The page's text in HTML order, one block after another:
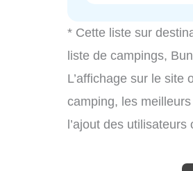
* Cette liste sur
liste de campings,
L’affichage sur le site
camping, les
l’ajout des